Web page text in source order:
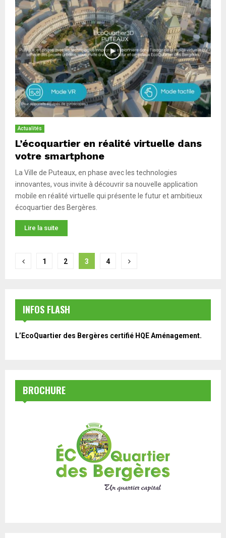
Actualités
L’écoquartier en réalité virtuelle dans
votre smartphone
La Ville de Puteaux, en phase avec les technologies
innovantes, vous invite à découvrir sa nouvelle application
mobile en réalité virtuelle qui présente le futur et ambitieux
écoquartier des Bergères.
Lire la suite
Navigation
articles
1 2 3 4
INFOS FLASH
L’EcoQuartier des Bergères certifié HQE Aménagement.
BROCHURE